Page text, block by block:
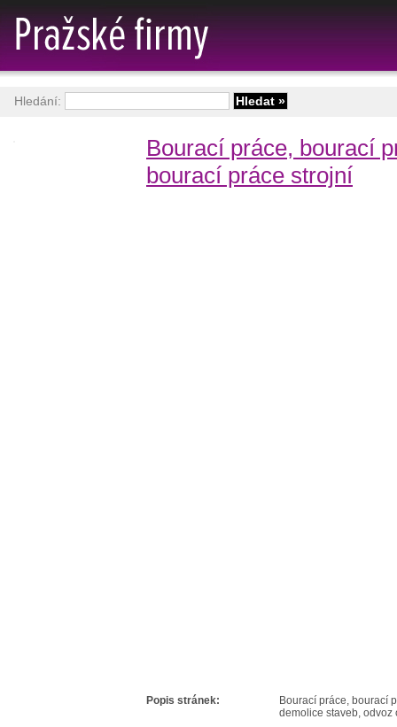
Bourací práce, bourací
bourací práce strojní
Popis stránek:
Bourací práce, bourací
demolice staveb, odvoz
Hledání: